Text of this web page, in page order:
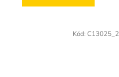
Kód: C13025_2